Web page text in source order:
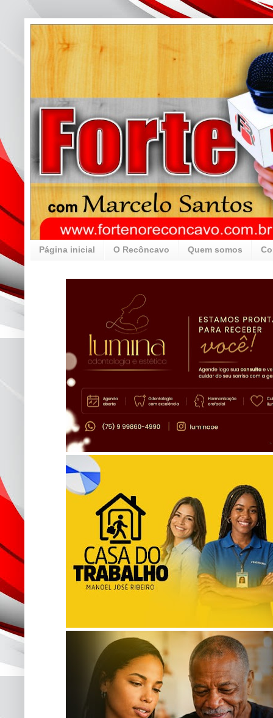
Página inicial O Recôncavo Quem somos